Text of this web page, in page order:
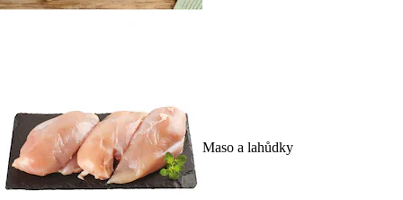
Maso a lahůdky